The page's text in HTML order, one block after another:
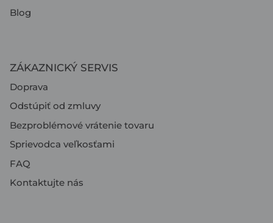
Blog
ZÁKAZNICKÝ SERVIS
Doprava
Odstúpiť od zmluvy
Bezproblémové vrátenie tovaru
Sprievodca veľkosťami
FAQ
Kontaktujte nás